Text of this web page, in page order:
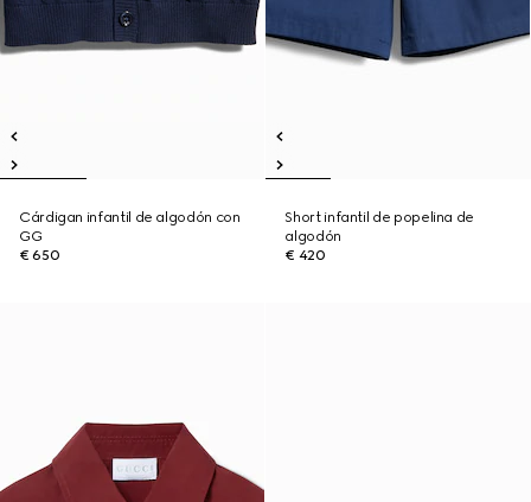
Cárdigan infantil de algodón con
GG
€ 650
Short infantil de popelina de
algodón
€ 420